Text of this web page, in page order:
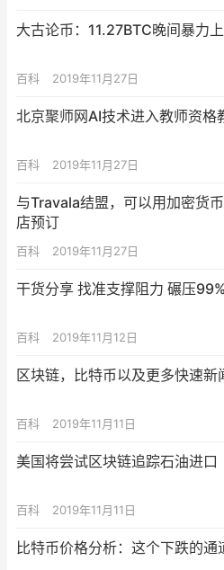
大古论币：11.27BTC晚间暴力
百科 2019年11月27日
北京聚师网AI技术进入教师资格
百科 2019年11月27日
与Travala结盟，可以用加密货
店预订
百科 2019年11月27日
干货分享 找准支撑阻力 碾压
百科 2019年11月12日
区块链，比特币以及更多快速新
百科 2019年11月11日
美国将尝试区块链追踪石油进口
百科 2019年11月11日
比特币价格分析：这个下跌的通